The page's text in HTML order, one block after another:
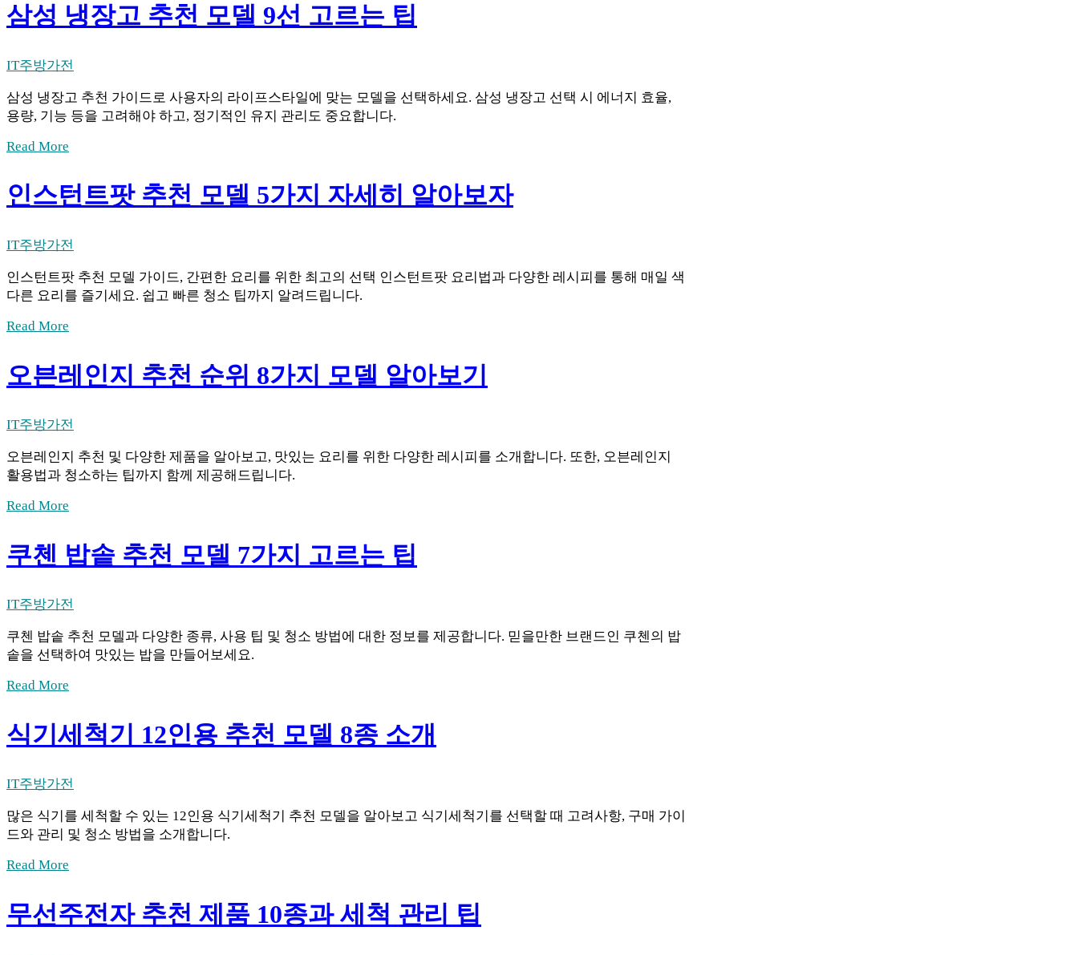
삼성 냉장고 추천 모델 9선 고르는 팁
IT주방가전
삼성 냉장고 추천 가이드로 사용자의 라이프스타일에 맞는 모델을 선택하세요. 삼성 냉장고 선택 시 에너지 효율,
용량, 기능 등을 고려해야 하고, 정기적인 유지 관리도 중요합니다.
Read More
인스턴트팟 추천 모델 5가지 자세히 알아보자
IT주방가전
인스턴트팟 추천 모델 가이드, 간편한 요리를 위한 최고의 선택 인스턴트팟 요리법과 다양한 레시피를 통해 매일 색
다른 요리를 즐기세요. 쉽고 빠른 청소 팁까지 알려드립니다.
Read More
오븐레인지 추천 순위 8가지 모델 알아보기
IT주방가전
오븐레인지 추천 및 다양한 제품을 알아보고, 맛있는 요리를 위한 다양한 레시피를 소개합니다. 또한, 오븐레인지
활용법과 청소하는 팁까지 함께 제공해드립니다.
Read More
쿠첸 밥솥 추천 모델 7가지 고르는 팁
IT주방가전
쿠첸 밥솥 추천 모델과 다양한 종류, 사용 팁 및 청소 방법에 대한 정보를 제공합니다. 믿을만한 브랜드인 쿠첸의 밥
솥을 선택하여 맛있는 밥을 만들어보세요.
Read More
식기세척기 12인용 추천 모델 8종 소개
IT주방가전
많은 식기를 세척할 수 있는 12인용 식기세척기 추천 모델을 알아보고 식기세척기를 선택할 때 고려사항, 구매 가이
드와 관리 및 청소 방법을 소개합니다.
Read More
무선주전자 추천 제품 10종과 세척 관리 팁